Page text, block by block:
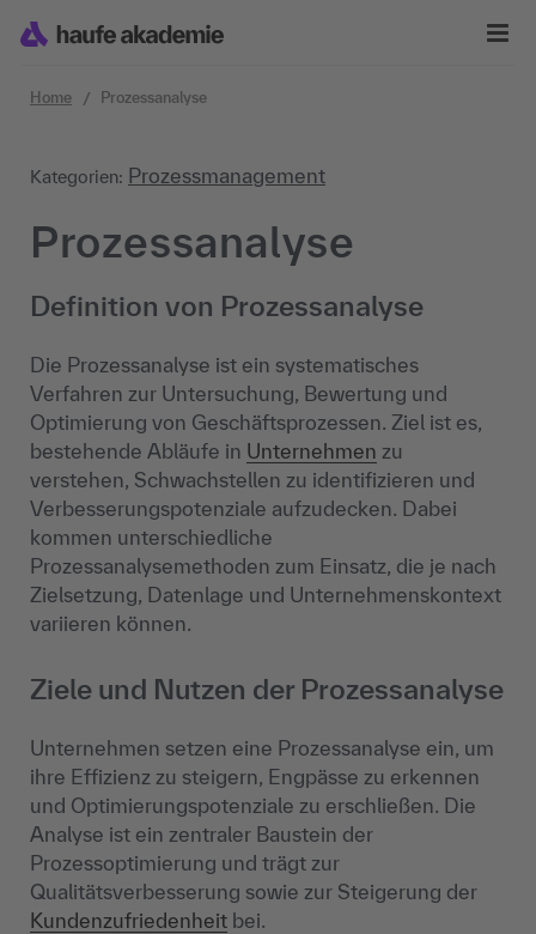
Home Prozessanalyse
Kategorien: Prozessmanagement
Prozessanalyse
Definition von Prozessanalyse
Die Prozessanalyse ist ein systematisches
Verfahren zur Untersuchung, Bewertung und
Optimierung von Geschäftsprozessen. Ziel ist es,
bestehende Abläufe in Unternehmen zu
verstehen, Schwachstellen zu identifizieren und
Verbesserungspotenziale aufzudecken. Dabei
kommen unterschiedliche
Prozessanalysemethoden zum Einsatz, die je nach
Zielsetzung, Datenlage und Unternehmenskontext
variieren können.
Ziele und Nutzen der Prozessanalyse
Unternehmen setzen eine Prozessanalyse ein, um
ihre Effizienz zu steigern, Engpässe zu erkennen
und Optimierungspotenziale zu erschließen. Die
Analyse ist ein zentraler Baustein der
Prozessoptimierung und trägt zur
Qualitätsverbesserung sowie zur Steigerung der
Kundenzufriedenheit bei.